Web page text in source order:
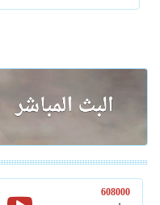
608000